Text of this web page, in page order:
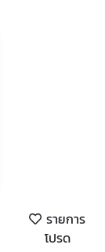
รายการ
โปรด